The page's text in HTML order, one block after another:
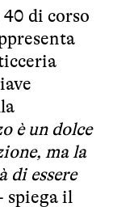
di corso
è un dolce
ma la
di essere
spiega il